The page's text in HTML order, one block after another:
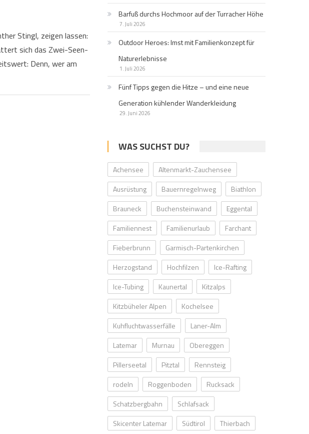
Stingl, zeigen lassen:
sich das Zwei-Seen-
Denn, wer am
Barfuß durchs Hochmoor auf der Turracher Höhe
7. Juli 2026
Outdoor Heroes: Imst mit Familienkonzept für
Naturerlebnisse
1. Juli 2026
Fünf Tipps gegen die Hitze – und eine neue
Generation kühlender Wanderkleidung
29. Juni 2026
WAS SUCHST DU?
Achensee
Altenmarkt-Zauchensee
Ausrüstung
Bauernregelnweg
Biathlon
Brauneck
Buchensteinwand
Eggental
Familiennest
Familienurlaub
Farchant
Fieberbrunn
Garmisch-Partenkirchen
Herzogstand
Hochfilzen
Ice-Rafting
Ice-Tubing
Kaunertal
Kitzalps
Kitzbüheler Alpen
Kochelsee
Kuhfluchtwasserfälle
Laner-Alm
Latemar
Murnau
Obereggen
Pillerseetal
Pitztal
Rennsteig
rodeln
Roggenboden
Rucksack
Schatzbergbahn
Schlafsack
Skicenter Latemar
Südtirol
Thierbach